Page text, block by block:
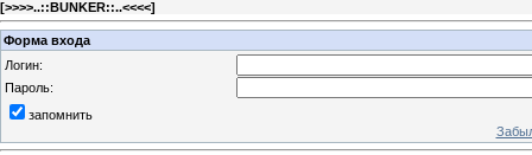
[>>>>..::BUNKER::..<<<<]
Форма входа
Логин:
Пароль:
запомнить